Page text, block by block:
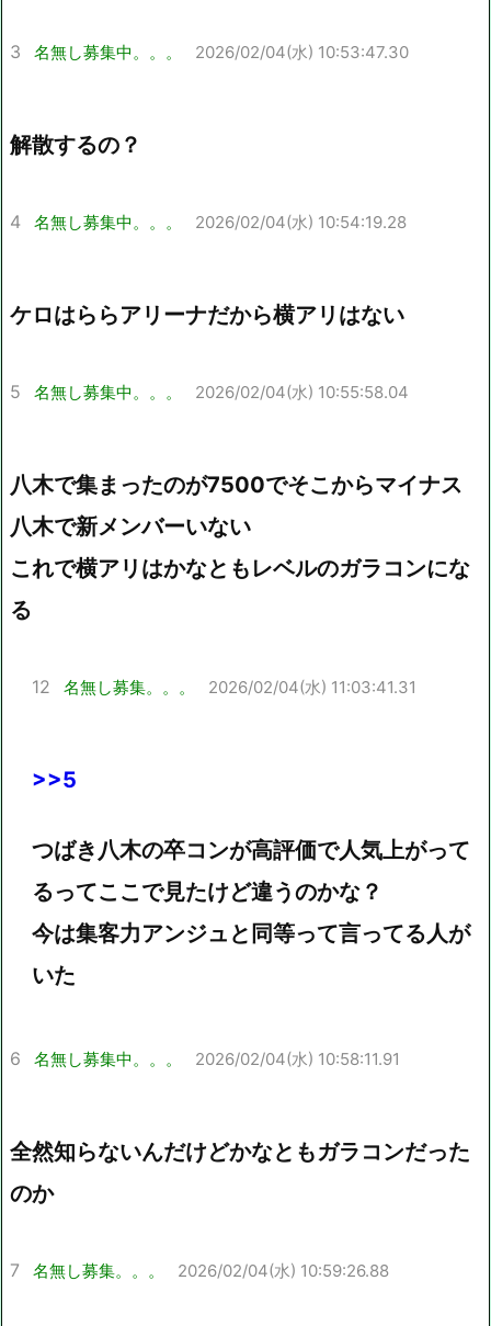
3 名無し募集中。。。 2026/02/04(水) 10:53:47.30
解散するの？
4 名無し募集中。。。 2026/02/04(水) 10:54:19.28
ケロはららアリーナだから横アリはない
5 名無し募集中。。。 2026/02/04(水) 10:55:58.04
八木で集まったのが7500でそこからマイナス
八木で新メンバーいない
これで横アリはかなともレベルのガラコンにな
る
12 名無し募集。。。 2026/02/04(水) 11:03:41.31
>>5
つばき八木の卒コンが高評価で人気上がって
るってここで見たけど違うのかな？
今は集客力アンジュと同等って言ってる人が
いた
6 名無し募集中。。。 2026/02/04(水) 10:58:11.91
全然知らないんだけどかなともガラコンだった
のか
7 名無し募集。。。 2026/02/04(水) 10:59:26.88